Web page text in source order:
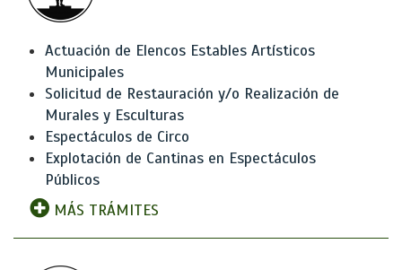
Actuación de Elencos Estables Artísticos
Municipales
Solicitud de Restauración y/o Realización de
Murales y Esculturas
Espectáculos de Circo
Explotación de Cantinas en Espectáculos
Públicos
MÁS TRÁMITES